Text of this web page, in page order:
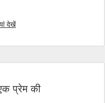
देखें
प्रेम की